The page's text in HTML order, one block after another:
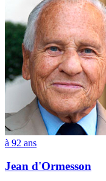
à 92 ans
Jean d'Ormesson